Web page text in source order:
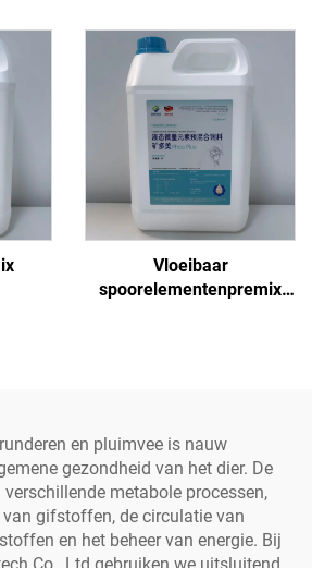
Vloeibaar
spoorelementenpremix
en pluimvee is nauw
gezondheid van het dier. De
verschillende metabole processen,
gifstoffen, de circulatie van
en het beheer van energie. Bij